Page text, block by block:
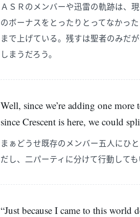
ＡＳＲのメンバーや迅雷の軌跡は、
のボーナスをとったりとってなかっ
まで上げている。残すは聖者のみだ
しまうだろう。
Well, since we’re adding one
since Crescent is here, we could
まぁどうせ既存のメンバー五人にひ
だし、二パーティに分けて行動しても
“Just because I came to this world